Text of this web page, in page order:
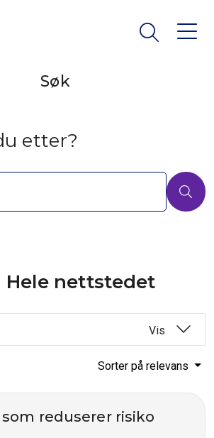
Søk
etter?
Hele nettstedet
Vis
Sorter på relevans
reduserer risiko